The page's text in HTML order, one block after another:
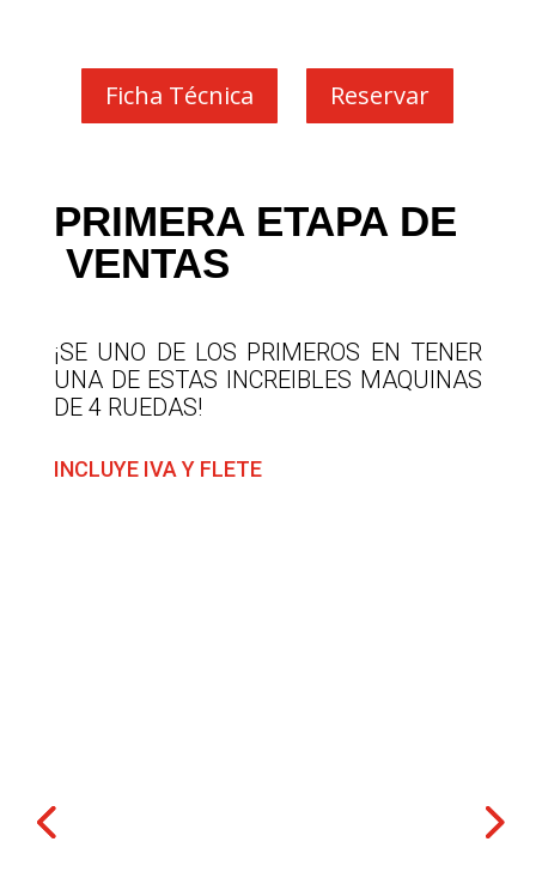
Ficha Técnica Reservar
PRIMERA ETAPA DE
VENTAS
¡SE UNO DE LOS PRIMEROS EN TENER
UNA DE ESTAS INCREIBLES MAQUINAS
DE 4 RUEDAS!
INCLUYE IVA Y FLETE